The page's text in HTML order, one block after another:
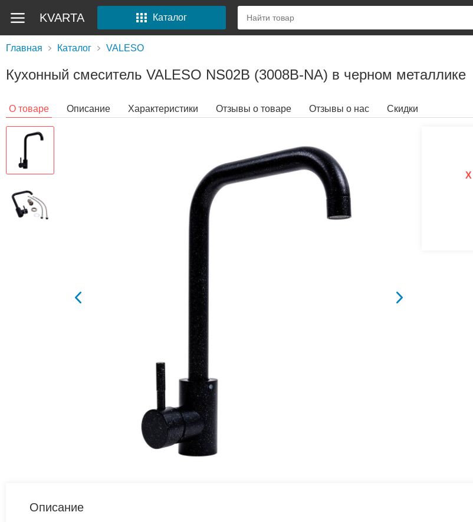
KVARTA Каталог
Главная Каталог VALESO
Кухонный смеситель VALESO NS02B (3008B-NA) в черном металлике
О товаре Описание Характеристики Отзывы о товаре Отзывы о нас Скидки
X
Описание